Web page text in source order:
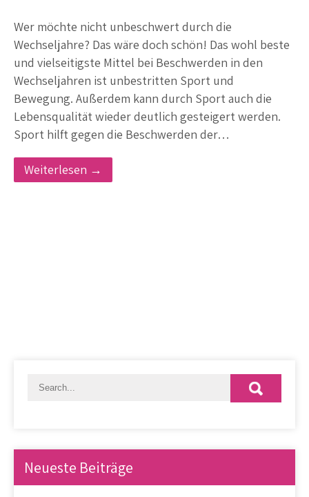
Wer möchte nicht unbeschwert durch die
Wechseljahre? Das wäre doch schön! Das wohl beste
und vielseitigste Mittel bei Beschwerden in den
Wechseljahren ist unbestritten Sport und
Bewegung. Außerdem kann durch Sport auch die
Lebensqualität wieder deutlich gesteigert werden.
Sport hilft gegen die Beschwerden der…
Weiterlesen →
Neueste Beiträge